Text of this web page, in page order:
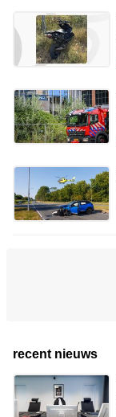
recent nieuws